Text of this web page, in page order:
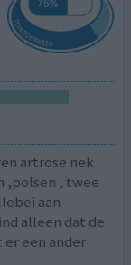
artrose nek
,polsen , twee
aan
alleen dat de
een ander